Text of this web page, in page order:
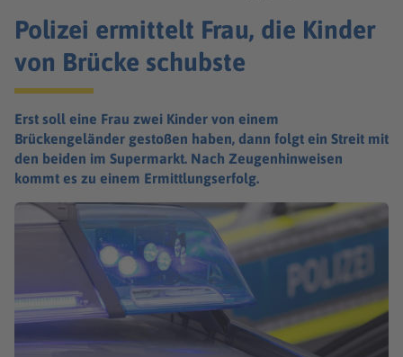
Polizei ermittelt Frau, die Kinder
von Brücke schubste
Erst soll eine Frau zwei Kinder von einem
Brückengeländer gestoßen haben, dann folgt ein Streit mit
den beiden im Supermarkt. Nach Zeugenhinweisen
kommt es zu einem Ermittlungserfolg.